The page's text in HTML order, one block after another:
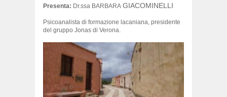
Presenta: Dr.ssa BARBARA GIACOMINELLI
Psicoanalista di formazione lacaniana, presidente
del gruppo Jonas di Verona.